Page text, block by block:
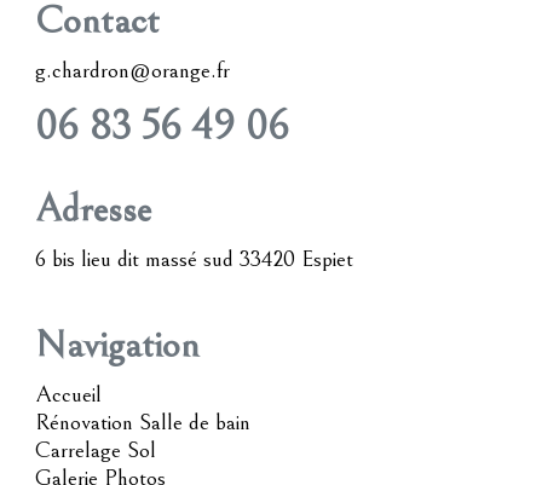
Contact
g.chardron@orange.fr
06 83 56 49 06
Adresse
6 bis lieu dit massé sud 33420 Espiet
Navigation
Accueil
Rénovation Salle de bain
Carrelage Sol
Galerie Photos